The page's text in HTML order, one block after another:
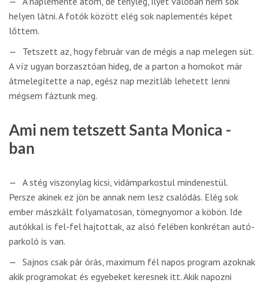
helyen látni. A fotók között elég sok naplementés képet
lőttem.
Tetszett az, hogy február van de mégis a nap melegen süt.
A víz ugyan borzasztóan hideg, de a parton a homokot már
átmelegítette a nap, egész nap mezitláb lehetett lenni
mégsem fáztunk meg.
Ami nem tetszett Santa Monica -
ban
A stég viszonylag kicsi, vidámparkostul mindenestül.
Persze akinek ez jön be annak nem lesz csalódás. Elég sok
ember mászkált folyamatosan, tömegnyomor a köbön. Ide
autókkal is fel-fel hajtottak, az alsó felében konkrétan autó-
parkoló is van.
Sajnos csak pár órás, maximum fél napos program azoknak
akik programokat és egyebeket keresnek itt. Akik napozni